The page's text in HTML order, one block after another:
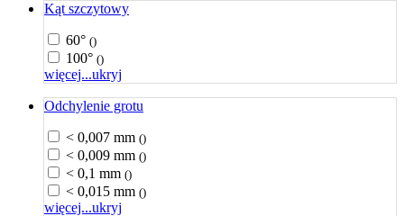
Kąt szczytowy
60° ()
100° ()
więcej...ukryj
Odchylenie grotu
< 0,007 mm ()
< 0,009 mm ()
< 0,1 mm ()
< 0,015 mm ()
więcej...ukryj